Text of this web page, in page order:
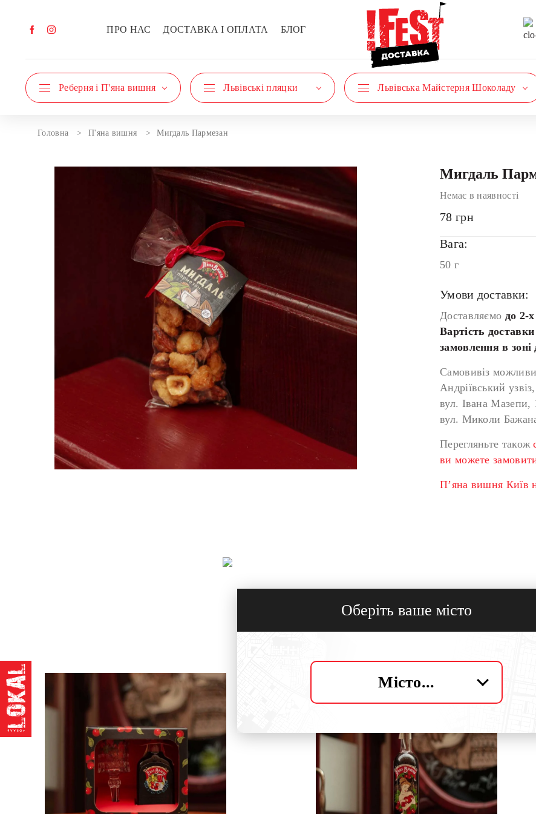
ПРО НАС ДОСТАВКА І ОПЛАТА БЛОГ
Реберня і П'яна вишня Львівські пляцки Львівська Майстерня Шоколаду
Головна П'яна вишня Мигдаль Пармезан
Мигдаль
Немає в наявності
78 грн
Вага:
50 г
Умови доставки:
Доставляємо до 2-
Вартість
замовлення в зоні
Самовивіз
Андріївський
вул. Івана Мазепи,
вул. Миколи
Перегляньте також
ви можете
П’яна вишня Київ
Смакує з
Оберіть ваше місто
Місто...